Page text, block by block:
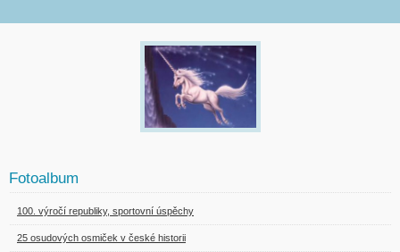
Fotoalbum
100. výročí republiky, sportovní úspěchy
25 osudových osmiček v české historii